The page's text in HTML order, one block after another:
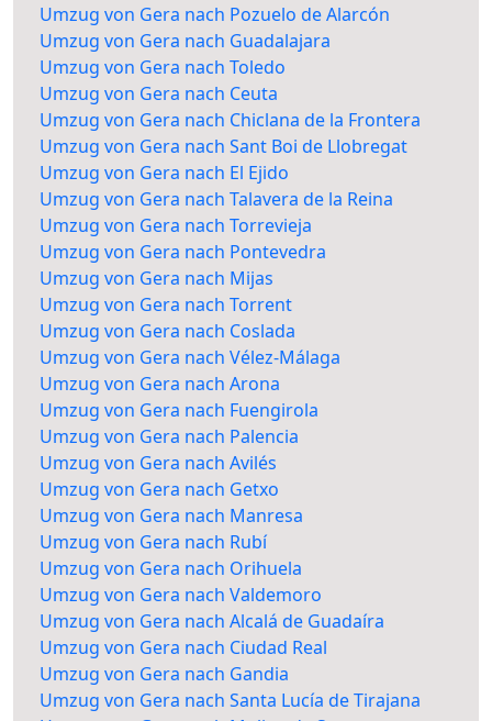
Umzug von Gera nach Pozuelo de Alarcón
Umzug von Gera nach Guadalajara
Umzug von Gera nach Toledo
Umzug von Gera nach Ceuta
Umzug von Gera nach Chiclana de la Frontera
Umzug von Gera nach Sant Boi de Llobregat
Umzug von Gera nach El Ejido
Umzug von Gera nach Talavera de la Reina
Umzug von Gera nach Torrevieja
Umzug von Gera nach Pontevedra
Umzug von Gera nach Mijas
Umzug von Gera nach Torrent
Umzug von Gera nach Coslada
Umzug von Gera nach Vélez-Málaga
Umzug von Gera nach Arona
Umzug von Gera nach Fuengirola
Umzug von Gera nach Palencia
Umzug von Gera nach Avilés
Umzug von Gera nach Getxo
Umzug von Gera nach Manresa
Umzug von Gera nach Rubí
Umzug von Gera nach Orihuela
Umzug von Gera nach Valdemoro
Umzug von Gera nach Alcalá de Guadaíra
Umzug von Gera nach Ciudad Real
Umzug von Gera nach Gandia
Umzug von Gera nach Santa Lucía de Tirajana